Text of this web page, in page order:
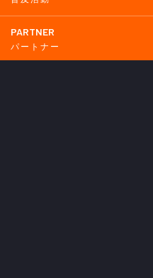
PARTNER
パートナー